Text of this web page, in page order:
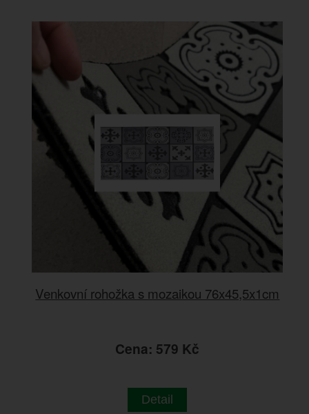
Venkovní rohožka s mozaikou 76x45,5x1cm
Cena: 579 Kč
Detail